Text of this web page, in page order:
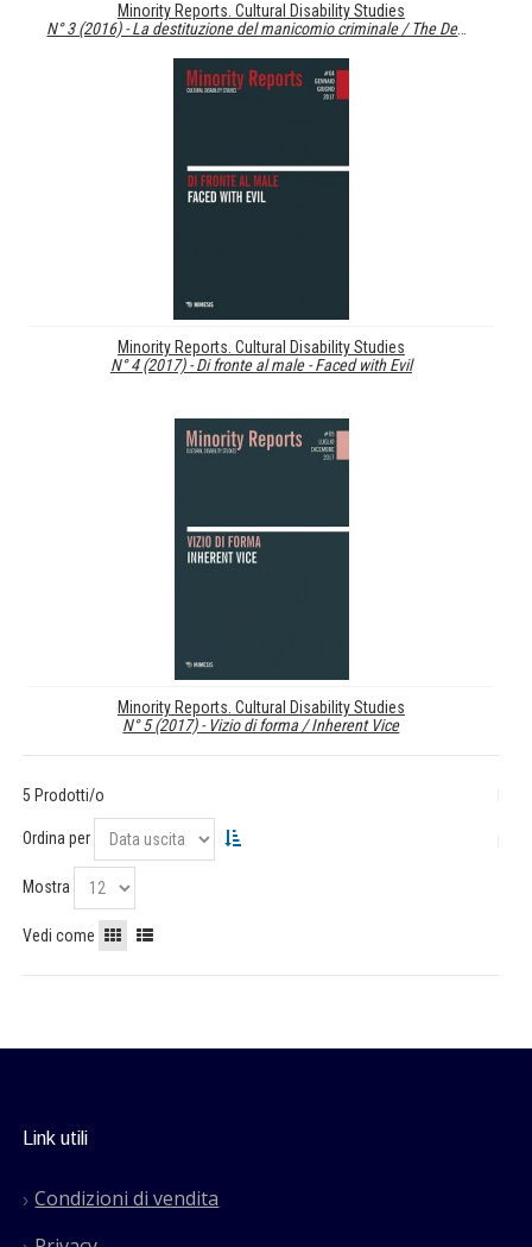
Minority Reports. Cultural Disability Studies
N° 3 (2016) - La destituzione del manicomio criminale / The Deposition of Criminal Lunatic...
Minority Reports. Cultural Disability Studies
N° 4 (2017) - Di fronte al male - Faced with Evil
Minority Reports. Cultural Disability Studies
N° 5 (2017) - Vizio di forma / Inherent Vice
5 Prodotti/o
Ordina per
Mostra
Vedi come
Link utili
Condizioni di vendita